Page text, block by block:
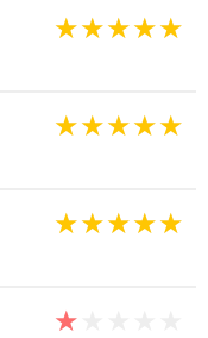
★★★★★
★★★★★
★★★★★
★